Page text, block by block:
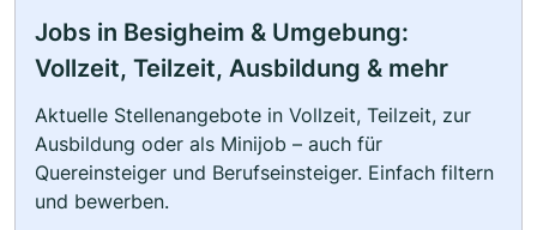
Jobs in Besigheim & Umgebung:
Vollzeit, Teilzeit, Ausbildung & mehr
Aktuelle Stellenangebote in Vollzeit, Teilzeit, zur
Ausbildung oder als Minijob – auch für
Quereinsteiger und Berufseinsteiger. Einfach filtern
und bewerben.